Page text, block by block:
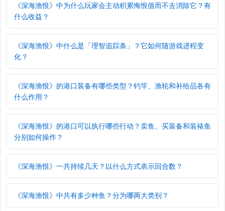
《深海渔恨》中为什么玩家会主动积累悔恨值而不去消除它？有
什么收益？
《深海渔恨》中什么是「理智追踪条」？它如何随游戏进程变
化？
《深海渔恨》的港口装备有哪些类型？钓竿、渔轮和补给品各有
什么作用？
《深海渔恨》的港口可以执行哪些行动？卖鱼、买装备和装裱鱼
分别如何操作？
《深海渔恨》一共持续几天？以什么方式表示回合数？
《深海渔恨》中共有多少种鱼？分为哪两大类别？